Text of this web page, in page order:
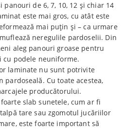
de 6, 7, 10, 12 și chiar 14
este mai gros, cu atât este
mai puțin și – ca urmare
neregulile pardoselii. Din
aleg panouri groase pentru
podele neuniforme.
laminate nu sunt potrivite
Cu toate acestea,
producătorului.
slab sunetele, cum ar fi
tare sau zgomotul jucăriilor
este foarte important să